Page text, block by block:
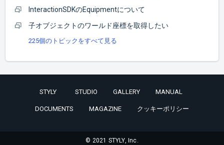
InteractionSDKのEquipmentについて
子オブジェクトのワールド座標を取得したい
225個のトピックをすべて見る
STYLY STUDIO GALLERY MANUAL
DOCUMENTS MAGAZINE クッキーポリシー
© 2021 STYLY, Inc.